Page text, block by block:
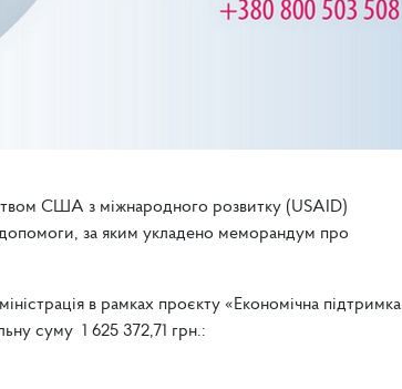
США з міжнародного розвитку (USAID)
за яким укладено меморандум про
в рамках проєкту «Економічна підтримка
суму 1 625 372,71 грн.: